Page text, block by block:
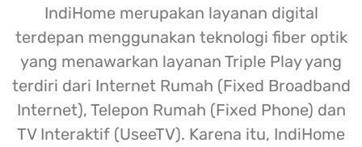
IndiHome merupakan layanan digital
terdepan menggunakan teknologi fiber optik
yang menawarkan layanan Triple Play yang
terdiri dari Internet Rumah (Fixed Broadband
Internet), Telepon Rumah (Fixed Phone) dan
TV Interaktif (UseeTV). Karena itu, IndiHome